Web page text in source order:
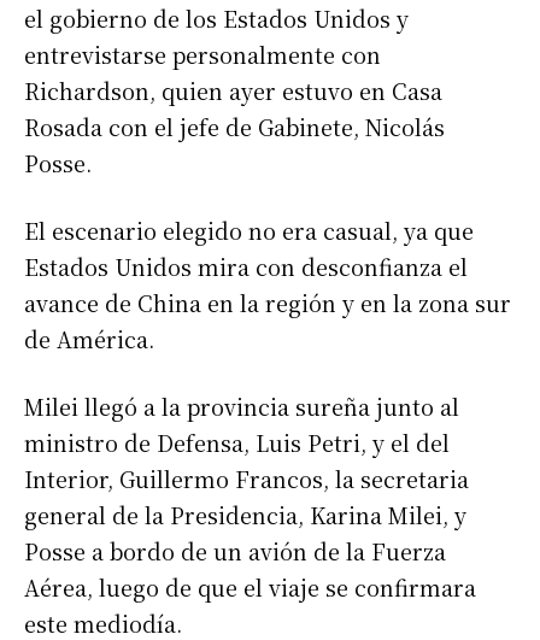
el gobierno de los Estados Unidos y
entrevistarse personalmente con
Richardson, quien ayer estuvo en Casa
Rosada con el jefe de Gabinete, Nicolás
Posse.
El escenario elegido no era casual, ya que
Estados Unidos mira con desconfianza el
avance de China en la región y en la zona sur
de América.
Milei llegó a la provincia sureña junto al
ministro de Defensa, Luis Petri, y el del
Interior, Guillermo Francos, la secretaria
general de la Presidencia, Karina Milei, y
Posse a bordo de un avión de la Fuerza
Aérea, luego de que el viaje se confirmara
este mediodía.